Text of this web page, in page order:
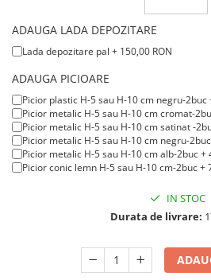
ADAUGA LADA DEPOZITARE
Lada depozitare pal + 150,00 RON
ADAUGA PICIOARE
Picior plastic H-5sau H-10cm negru-2buc
Picior metalic H-5sau H-10cm cromat-
Picior metalic H-5sau H-10cm satinat -
Picior metalic H-5sau H-10cm negru-
Picior metalic H-5sau H-10cm alb-2buc +
Picior conic lemn H-5sau H-10cm-2buc +
IN STOC
Durata de livrare: